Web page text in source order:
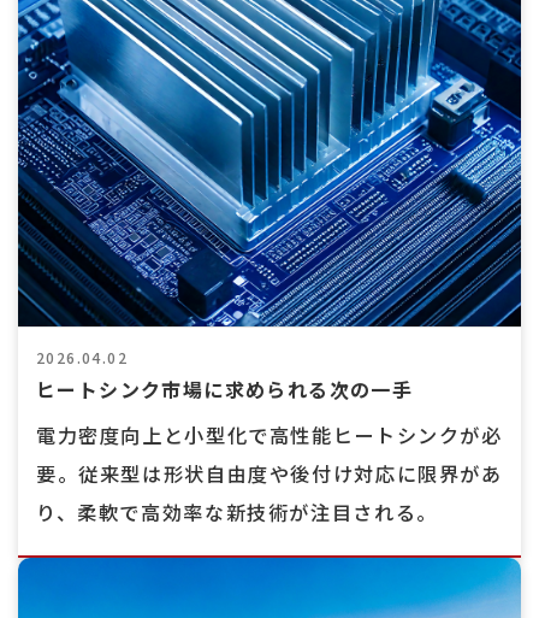
2026.04.02
ヒートシンク市場に求められる次の一手
電力密度向上と小型化で高性能ヒートシンクが必
要。従来型は形状自由度や後付け対応に限界があ
り、柔軟で高効率な新技術が注目される。